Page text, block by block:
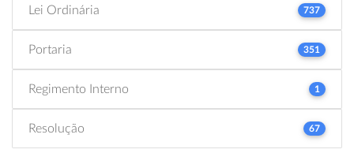
Lei Ordinária 737
Portaria 351
Regimento Interno 1
Resolução 67